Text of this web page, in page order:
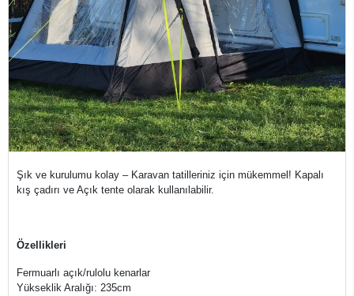
Şık ve kurulumu kolay – Karavan tatilleriniz için mükemmel! Kapalı
kış çadırı ve Açık tente olarak kullanılabilir.
Özellikleri
Fermuarlı açık/rulolu kenarlar
Yükseklik Aralığı: 235cm